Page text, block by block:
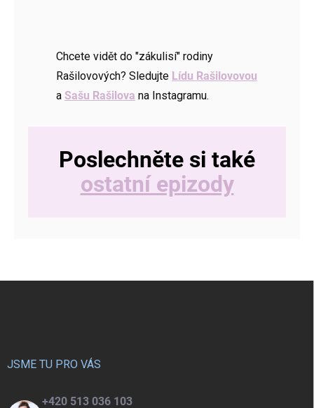
Chcete vidět do "zákulisí" rodiny
Rašilovových? Sledujte Lídu Rašilovovou
a Sašu Rašilova na Instagramu.
Poslechněte si také
ostatní epizody
JSME TU PRO VÁS
+420 513 036 103